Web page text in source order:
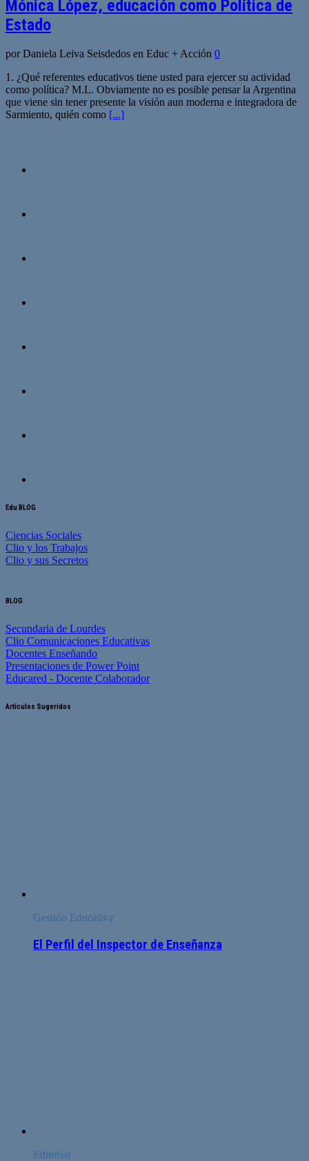
Mónica López, educación como Política de
Estado
por Daniela Leiva Seisdedos en Educ + Acción 0
1. ¿Qué referentes educativos tiene usted para ejercer su actividad
como política? M.L. Obviamente no es posible pensar la Argentina
que viene sin tener presente la visión aun moderna e integradora de
Sarmiento, quién como [...]
Edu BLOG
Ciencias Sociales
Clio y los Trabajos
Clio y sus Secretos
BLOG
Secundaria de Lourdes
Clio Comunicaciones Educativas
Docentes Enseñando
Presentaciones de Power Point
Educared - Docente Colaborador
Artículos Sugeridos
Gestión Educativa
El Perfil del Inspector de Enseñanza
Editorial